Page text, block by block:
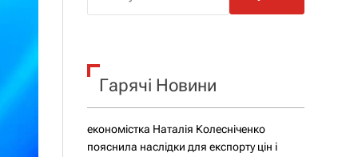
у
к
Гарячі Новини
економістка Наталія Колесніченко
пояснила наслідки для експорту цін і